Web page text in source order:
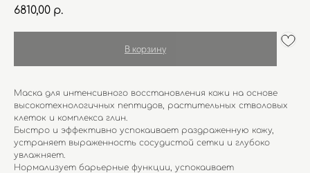
6810,00 р.
В корзину
Маска для интенсивного восстановления кожи на основе
высокотехнологичных пептидов, растительных стволовых
клеток и комплекса глин.
Быстро и эффективно успокаивает раздраженную кожу,
устраняет выраженность сосудистой сетки и глубоко
увлажняет.
Нормализует барьерные функции, успокаивает